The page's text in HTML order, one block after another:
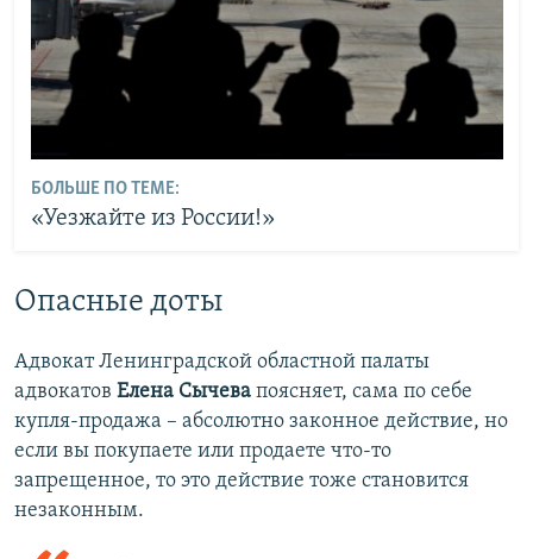
БОЛЬШЕ ПО ТЕМЕ:
«Уезжайте из России!»
Опасные доты
Адвокат Ленинградской областной палаты
адвокатов Елена Сычева поясняет, сама по себе
купля-продажа – абсолютно законное действие, но
если вы покупаете или продаете что-то
запрещенное, то это действие тоже становится
незаконным.